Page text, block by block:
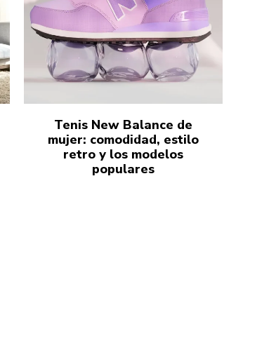
Tenis New Balance de
mujer: comodidad, estilo
retro y los modelos
populares